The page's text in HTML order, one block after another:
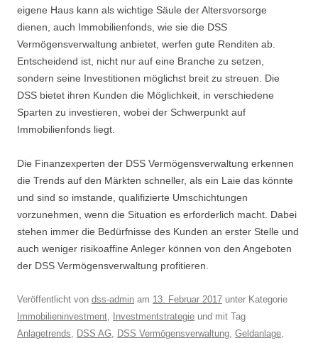
eigene Haus kann als wichtige Säule der Altersvorsorge
dienen, auch Immobilienfonds, wie sie die DSS
Vermögensverwaltung anbietet, werfen gute Renditen ab.
Entscheidend ist, nicht nur auf eine Branche zu setzen,
sondern seine Investitionen möglichst breit zu streuen. Die
DSS bietet ihren Kunden die Möglichkeit, in verschiedene
Sparten zu investieren, wobei der Schwerpunkt auf
Immobilienfonds liegt.
Die Finanzexperten der DSS Vermögensverwaltung erkennen
die Trends auf den Märkten schneller, als ein Laie das könnte
und sind so imstande, qualifizierte Umschichtungen
vorzunehmen, wenn die Situation es erforderlich macht. Dabei
stehen immer die Bedürfnisse des Kunden an erster Stelle und
auch weniger risikoaffine Anleger können von den Angeboten
der DSS Vermögensverwaltung profitieren.
Veröffentlicht von dss-admin am 13. Februar 2017 unter Kategorie
Immobilieninvestment, Investmentstrategie und mit Tag
Anlagetrends, DSS AG, DSS Vermögensverwaltung, Geldanlage,